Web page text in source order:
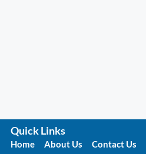
Quick Links
Home About Us Contact Us